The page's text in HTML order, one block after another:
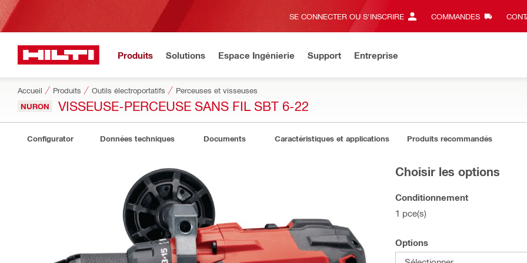
SE CONNECTER OU S'INSCRIRE COMMANDES
Produits Solutions Espace Ingénierie Support Entreprise
Accueil Produits Outils électroportatifs Perceuses et visseuses
NURON VISSEUSE-PERCEUSE SANS FIL SBT 6-22
Configurator Données techniques Documents Caractéristiques et applications Produits recommandés
Choisir les options
Conditionnement
1 pce(s)
Options